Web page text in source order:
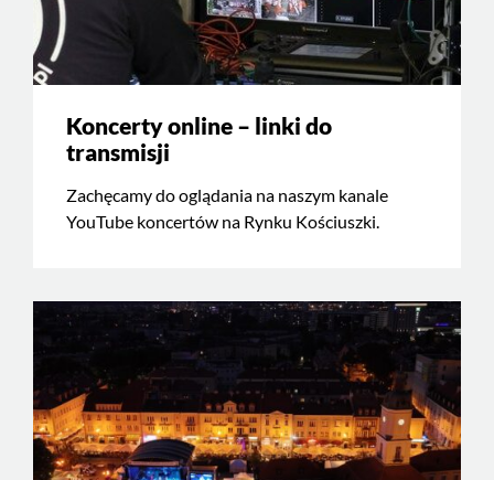
Koncerty online – linki do
transmisji
Zachęcamy do oglądania na naszym kanale
YouTube koncertów na Rynku Kościuszki.